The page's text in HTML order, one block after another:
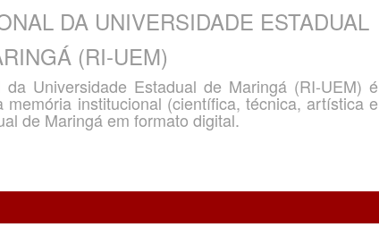
DA UNIVERSIDADE ESTADUAL
(RI-UEM)
Universidade Estadual de Maringá (RI-UEM) é
institucional (científica, técnica, artística e
de Maringá em formato digital.